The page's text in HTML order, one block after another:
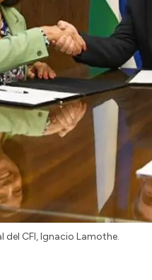
del CFI, Ignacio Lamothe.